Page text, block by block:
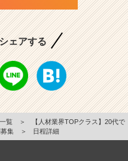
ェアする
覧 ＞
【人材業界TOPクラス】20代で
集
＞ 日程詳細